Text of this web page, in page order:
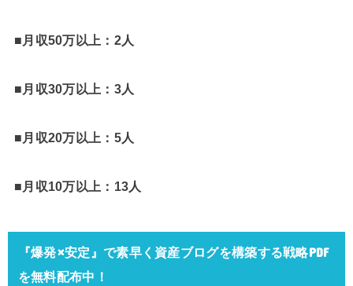
■月収50万以上：2人
■月収30万以上：3人
■月収20万以上：5人
■月収10万以上：13人
『爆発×安定』で素早く資産ブログを構築する戦略PDF
を無料配布中！